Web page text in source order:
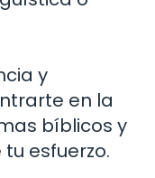
y
en la
bíblicos y
esfuerzo.